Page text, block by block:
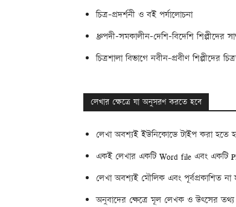
চিত্র-প্রদর্শনী ও বই পর্যালোচনা
ধ্রুপদী-সমকালীন-দেশি-বিদেশি শিল্পীদের
চিত্রশালা বিভাগে নবীন-প্রবীণ
লেখার ক্ষেত্রে যা অনুসরণ করতে হবে
লেখা অবশ্যই ইউনিকোডে টাইপ করা হতে
একই লেখার একটি Word file এবং একটি
লেখা অবশ্যই মৌলিক এবং পূর্বপ্রকাশিত না
অনুবাদের ক্ষেত্রে মূল লেখক ও উৎসের